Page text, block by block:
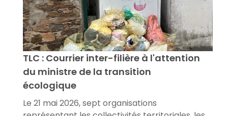
TLC : Courrier inter-filière à l'attention
du ministre de la transition
écologique
Le 21 mai 2026, sept organisations